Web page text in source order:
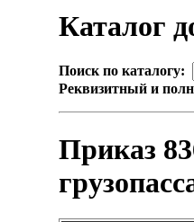
Каталог
Поиск по каталогу:
Реквизитный и
Приказ